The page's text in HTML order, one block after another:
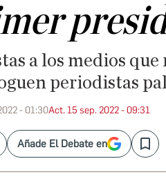
a los medios que
periodistas
- 01:30Act. 15 sep. 2022 - 09:31
Añade El Debate en Save